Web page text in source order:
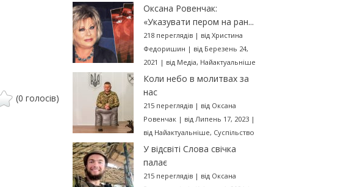
(0 голосів)
Оксана Ровенчак:
«Указувати пером на ран...
218 переглядів| від Христина
Федоришин | від Березень 24,
2021 | від Медіа, Найактуальніше
Коли небо в молитвах за
нас
215 переглядів| від Оксана
Ровенчак| від Липень 17, 2023|
від Найактуальніше, Суспільство
У відсвіті Слова свічка
палає
215 переглядів| від Оксана